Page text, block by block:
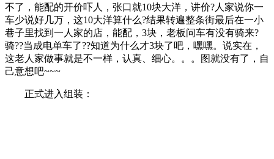
不了，能配的开价吓人，张口就10块大洋，讲价?人家说你一
车少说好几万，这10大洋算什么?结果转遍整条街最后在一小
巷子里找到一人家的店，能配，3块，老板问车有没有骑来?
骑??当成电单车了??知道为什么才3块了吧，嘿嘿。说实在，
这老人家做事就是不一样，认真、细心。。。图就没有了，自
己意想吧~~~
正式进入组装：